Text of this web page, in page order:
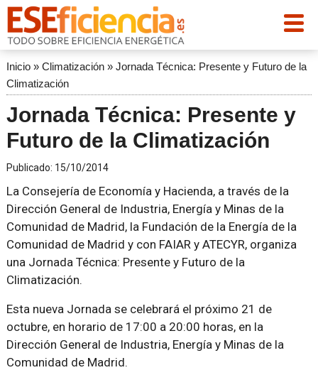
Inicio» Climatización» Jornada Técnica: Presente y Futuro de la
Climatización
Jornada Técnica: Presente y
Futuro de la Climatización
Publicado: 15/10/2014
La Consejería de Economía y Hacienda, a través de la
Dirección General de Industria, Energía y Minas de la
Comunidad de Madrid, la Fundación de la Energía de la
Comunidad de Madrid y con FAIAR y ATECYR, organiza
una Jornada Técnica: Presente y Futuro de la
Climatización.
Esta nueva Jornada se celebrará el próximo 21 de
octubre, en horario de 17:00 a 20:00 horas, en la
Dirección General de Industria, Energía y Minas de la
Comunidad de Madrid.